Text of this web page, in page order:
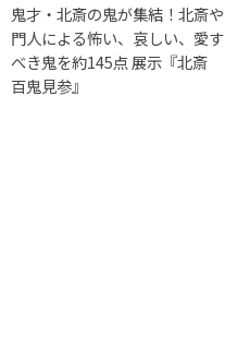
鬼才・北斎の鬼が集結！北斎や
門人による怖い、哀しい、愛す
べき鬼を約145点 展示『北斎
百鬼見参』